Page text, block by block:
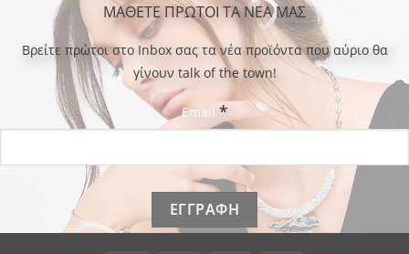
ΜΑΘΕΤΕ ΠΡΩΤΟΙ ΤΑ ΝΕΑ ΜΑΣ
Bρείτε πρώτοι στο Inbox σας τα νέα προϊόντα που αύριο θα
γίνουν talk of the town!
Email *